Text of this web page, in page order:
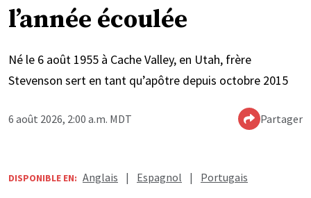
l’année écoulée
Né le 6 août 1955 à Cache Valley, en Utah, frère
Stevenson sert en tant qu’apôtre depuis octobre 2015
6 août 2026, 2:00 a.m. MDT Partager
DISPONIBLE EN: Anglais | Espagnol | Portugais